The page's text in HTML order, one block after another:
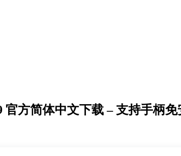
方简体中文下载 – 支持手柄免